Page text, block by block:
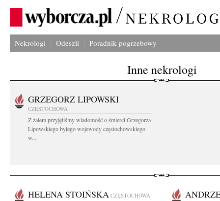
Nekrologi Odeszli Poradnik pogrzebowy
Inne nekrologi
GRZEGORZ LIPOWSKI
CZĘSTOCHOWA
Z żalem przyjęliśmy wiadomość o śmierci Grzegorza
Lipowskiego byłego wojewody częstochowskiego
w...
HELENA STOIŃSKA CZĘSTOCHOWA